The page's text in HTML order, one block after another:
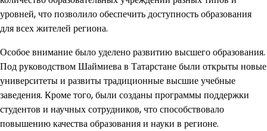
уровней, что позволило обеспечить доступность образования
для всех жителей региона.
Особое внимание было уделено развитию высшего образования.
Под руководством Шаймиева в Татарстане были открыты новые
университеты и развиты традиционные высшие учебные
заведения. Кроме того, были созданы программы поддержки
студентов и научных сотрудников, что способствовало
повышению качества образования и науки в регионе.